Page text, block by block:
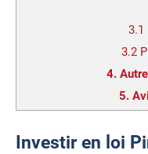
3.1
3.2
4.
5.
Investir en loi